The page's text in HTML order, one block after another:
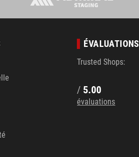
ÉVALUATIONS
Trusted Shops:
/ 5.00
évaluations